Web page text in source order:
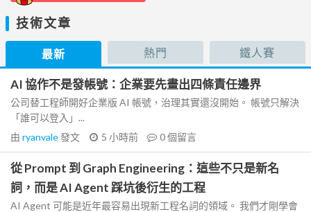
技術文章
最新 熱門 鐵人賽
AI 協作不是發帳號：企業要先畫出四條責任邊界
公司替工程師開好企業版 AI 帳號，治理其實還沒開始。 帳號只解決
「誰可以登入」...
由 ryanvale發文 5 小時前 0個留言
從 Prompt 到 Graph Engineering：這些不只是新名
詞，而是 AI Agent 踩坑後衍生的工程
AI Agent 可能是近年最容易出現新工程名詞的領域。 我們才剛學會